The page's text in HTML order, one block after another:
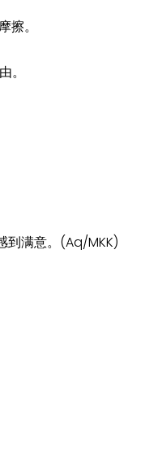
。
。
到满意。(Aq/MKK)